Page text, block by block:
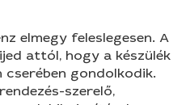
elmegy feleslegesen. A
attól, hogy a készülék
gondolkodik.
szerelő,